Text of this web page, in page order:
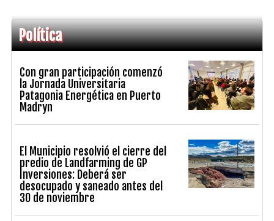
Política
Con gran participación comenzó
la Jornada Universitaria
Patagonia Energética en Puerto
Madryn
El Municipio resolvió el cierre del
predio de Landfarming de GP
Inversiones: Deberá ser
desocupado y saneado antes del
30 de noviembre